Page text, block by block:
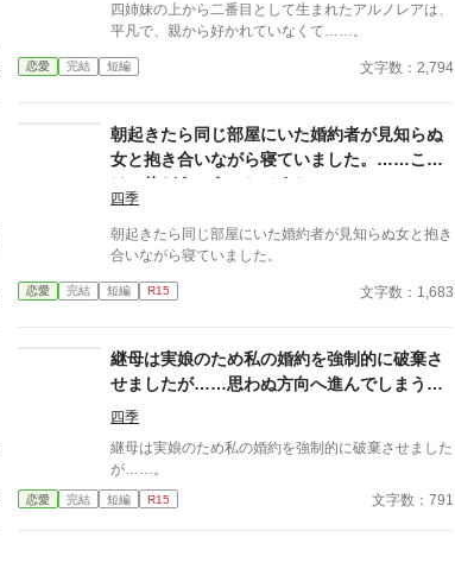
に投稿した掌編八作品をこちらに転載しました。
【収録作品】 ①「今までお世話になりました旦那様
称された公爵は、妻の残していった離婚受理証明書を
壊れる。能ある鷹と天才美少女は爪を隠す」 ③「運
命的な出会いからの即日プロポーズ。婚約破棄された
天才錬金術師は新しい恋に生きる！」 ④「4月1日10
時30分喫茶店ルナ、婚約者は遅れてやってきた〜新
聞は星座占いを見る為だけにある訳ではない」 ⑤
「『お姉様はズルい！』が口癖の双子の弟が現世の婚
約者！ 前世では弟を立てる事を親に強要され馬鹿の
振りをしていましたが、現世では奴とは他人なので天
ご用心」 ⑦「伯爵家に半世紀仕えた老メイドは伯爵
親子の罠にハマり無一文で追放される。老メイドを助
けたのはポーカーフェイスの美女でした」 ⑧「お客
様の中に褒め褒めの感想を書ける方はいらっしゃいま
せんか？ 天才美文感想書きVS普通の少女がえんぴ
つで書いた感想！」
四姉妹の上から二番目として生まれたアルノレアは、
平凡で、親から好かれていなくて……。
恋愛 完結 短編 文字数：2,794
朝起きたら同じ部屋にいた婚約者が見知らぬ
女と抱き合いながら寝ていました。……これ
は一体どういうことですか!?
四季
朝起きたら同じ部屋にいた婚約者が見知らぬ女と抱き
合いながら寝ていました。
恋愛 完結 短編 R15 文字数：1,683
継母は実娘のため私の婚約を強制的に破棄さ
せましたが……思わぬ方向へ進んでしまうこ
ととなってしまったようです。
四季
継母は実娘のため私の婚約を強制的に破棄させました
が……。
恋愛 完結 短編 R15 文字数：791